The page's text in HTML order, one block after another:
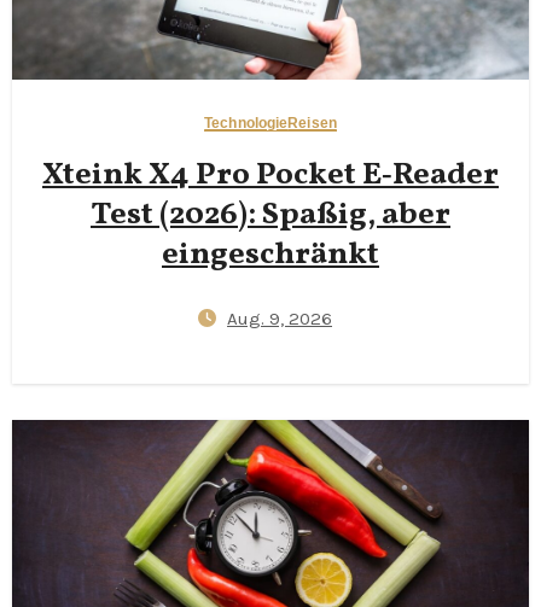
TechnologieReisen
Xteink X4 Pro Pocket E‑Reader
Test (2026): Spaßig, aber
eingeschränkt
Aug. 9, 2026